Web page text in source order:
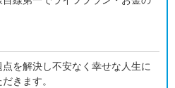
を解決し不安なく幸せな人生に
きます。